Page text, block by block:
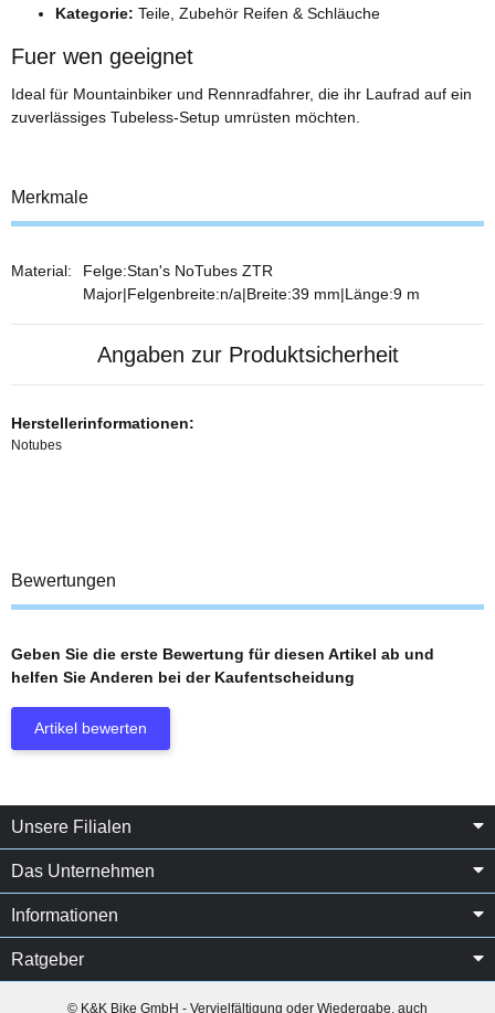
Kategorie: Teile, Zubehör Reifen & Schläuche
Fuer wen geeignet
Ideal für Mountainbiker und Rennradfahrer, die ihr Laufrad auf ein
zuverlässiges Tubeless-Setup umrüsten möchten.
Merkmale
Material:
Felge:Stan's NoTubes ZTR
Major|Felgenbreite:n/a|Breite:39 mm|Länge:9 m
Angaben zur Produktsicherheit
Herstellerinformationen:
Notubes
Bewertungen
Geben Sie die erste Bewertung für diesen Artikel ab und
helfen Sie Anderen bei der Kaufentscheidung
Artikel bewerten
Unsere Filialen
Das Unternehmen
Informationen
Ratgeber
© K&K Bike GmbH - Vervielfältigung oder Wiedergabe, auch